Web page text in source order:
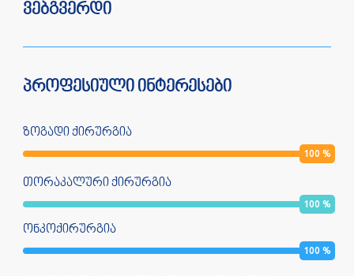
ვებგვერდი
პროფესიული ინტერესები
ზოგადი ქირურგია
100 %
თორაკალური ქირურგია
100 %
ონკოქირურგია
100 %